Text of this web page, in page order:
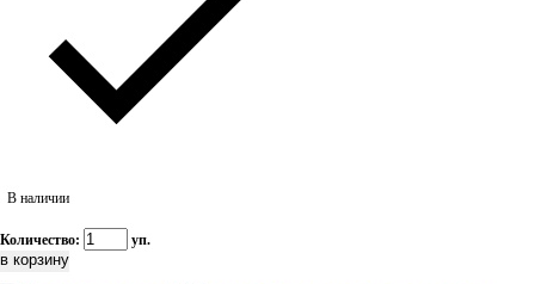
В наличии
Количество: уп.